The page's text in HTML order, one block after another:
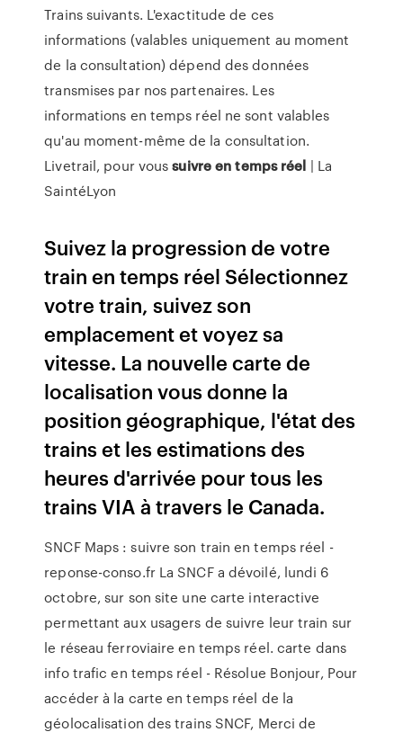
Trains suivants. L'exactitude de ces
informations (valables uniquement au moment
de la consultation) dépend des données
transmises par nos partenaires. Les
informations en temps réel ne sont valables
qu'au moment-même de la consultation.
Livetrail, pour voussuivreen temps réel | La
SaintéLyon
Suivez la progression de votre
train en temps réel Sélectionnez
votre train, suivez son
emplacement et voyez sa
vitesse. La nouvelle carte de
localisation vous donne la
position géographique, l'état des
trains et les estimations des
heures d'arrivée pour tous les
trains VIA à travers le Canada.
SNCF Maps : suivre son train en temps réel -
reponse-conso.fr La SNCF a dévoilé, lundi 6
octobre, sur son site une carte interactive
permettant aux usagers de suivre leur train sur
le réseau ferroviaire en temps réel. carte dans
info trafic en temps réel - Résolue Bonjour, Pour
accéder à la carte en temps réel de la
géolocalisation des trains SNCF, Merci de